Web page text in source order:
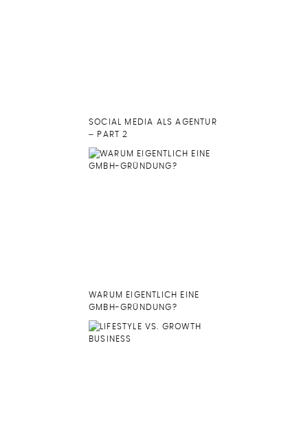
SOCIAL MEDIA ALS AGENTUR
– PART 2
WARUM EIGENTLICH EINE
GMBH-GRÜNDUNG?